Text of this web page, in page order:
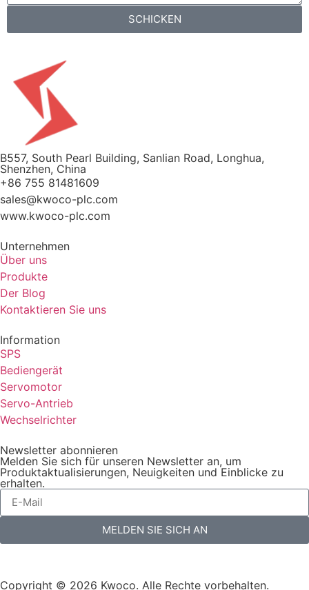
SCHICKEN
B557, South Pearl Building, Sanlian Road, Longhua,
Shenzhen, China
+86 755 81481609
sales@kwoco-plc.com
www.kwoco-plc.com
Unternehmen
Über uns
Produkte
Der Blog
Kontaktieren Sie uns
Information
SPS
Bediengerät
Servomotor
Servo-Antrieb
Wechselrichter
Newsletter abonnieren
Melden Sie sich für unseren Newsletter an, um
Produktaktualisierungen, Neuigkeiten und Einblicke zu
erhalten.
MELDEN SIE SICH AN
Copyright © 2026 Kwoco. Alle Rechte vorbehalten.